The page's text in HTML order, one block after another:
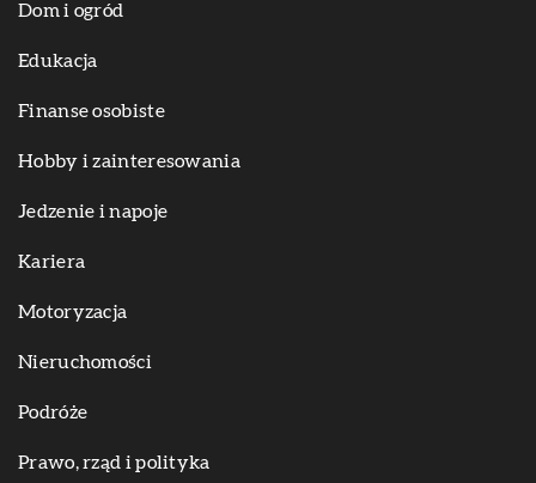
Dom i ogród
Edukacja
Finanse osobiste
Hobby i zainteresowania
Jedzenie i napoje
Kariera
Motoryzacja
Nieruchomości
Podróże
Prawo, rząd i polityka